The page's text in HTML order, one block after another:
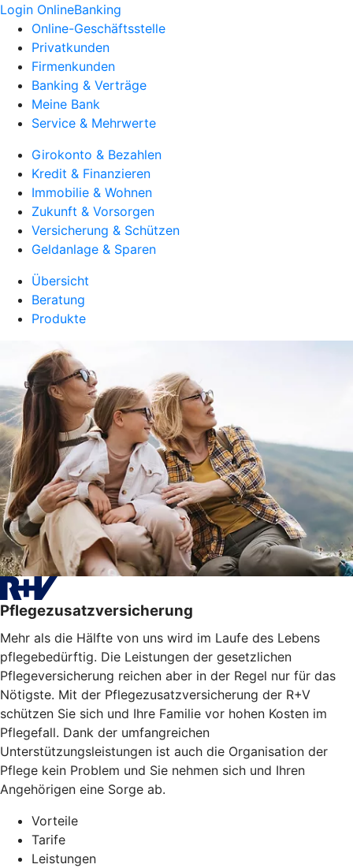
Login OnlineBanking
Online-Geschäftsstelle
Privatkunden
Firmenkunden
Banking & Verträge
Meine Bank
Service & Mehrwerte
Girokonto & Bezahlen
Kredit & Finanzieren
Immobilie & Wohnen
Zukunft & Vorsorgen
Versicherung & Schützen
Geldanlage & Sparen
Übersicht
Beratung
Produkte
Pflegezusatzversicherung
Mehr als die Hälfte von uns wird im Laufe des Lebens
pflegebedürftig. Die Leistungen der gesetzlichen
Pflegeversicherung reichen aber in der Regel nur für das
Nötigste. Mit der Pflegezusatzversicherung der R+V
schützen Sie sich und Ihre Familie vor hohen Kosten im
Pflegefall. Dank der umfangreichen
Unterstützungsleistungen ist auch die Organisation der
Pflege kein Problem und Sie nehmen sich und Ihren
Angehörigen eine Sorge ab.
Vorteile
Tarife
Leistungen